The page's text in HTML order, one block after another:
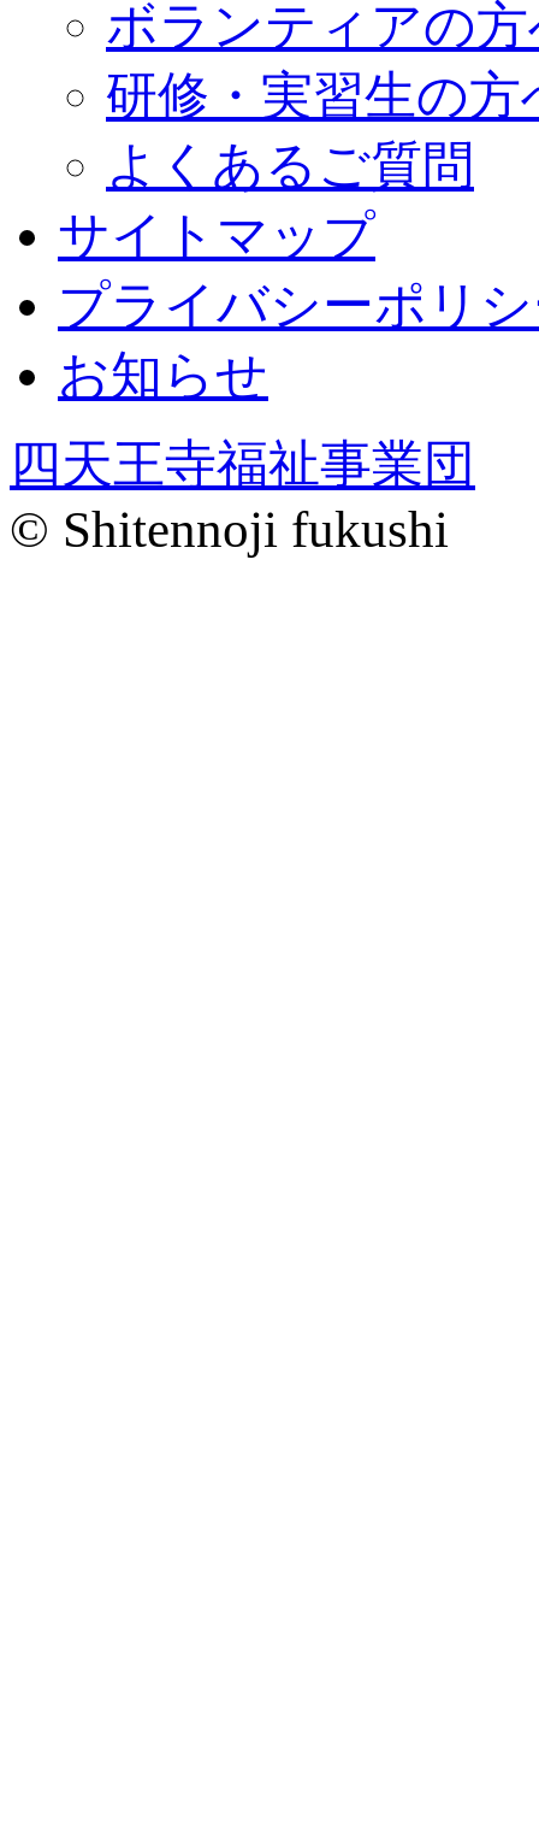
ボランティアの
研修・実習生の方
よくあるご質問
サイトマップ
プライバシーポリ
お知らせ
四天王寺福祉事業団
© Shitennoji fukushi